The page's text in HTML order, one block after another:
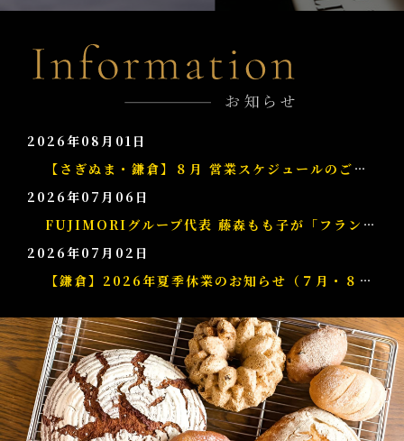
2026年08月01日
【さぎぬま・鎌倉】８月 営業スケジュールのご案内
2026年07月06日
FUJIMORIグループ代表 藤森もも子が「フランス共和国 農事功労勲章シュヴァリエ」を受章
2026年07月02日
【鎌倉】2026年夏季休業のお知らせ（７月・８月）